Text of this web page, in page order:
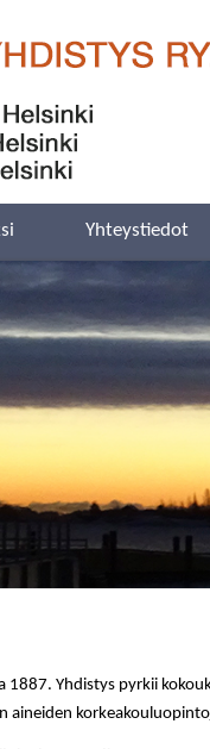
Yhdistys pyrkii
aineiden
Yhteystiedot